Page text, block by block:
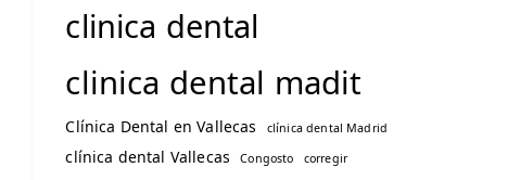
clinica dental
clinica dental madit
Clínica Dental en Vallecas clínica dental Madrid
clínica dental Vallecas Congosto
corregir